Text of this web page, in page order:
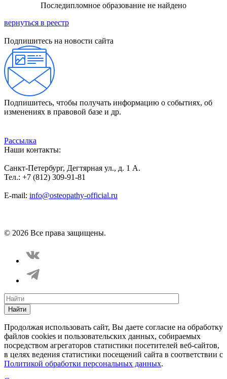
Последипломное образование не найдено
вернуться в реестр
Подпишитесь на новости сайта
Подпишитесь, чтобы получать информацию о событиях, об
изменениях в правовой базе и др.
Рассылка
Наши контакты:
Санкт-Петербург, Дегтярная ул., д. 1 А.
Тел.: +7 (812) 309-91-81
E-mail: info@osteopathy-official.ru
© 2026 Все права защищены.
Найти
Продолжая использовать сайт, Вы даете согласие на обработку
файлов cookies и пользовательских данных, собираемых
посредством агрегаторов статистики посетителей веб-сайтов,
в целях ведения статистики посещений сайта в соответствии с
Политикой обработки персональных данных.